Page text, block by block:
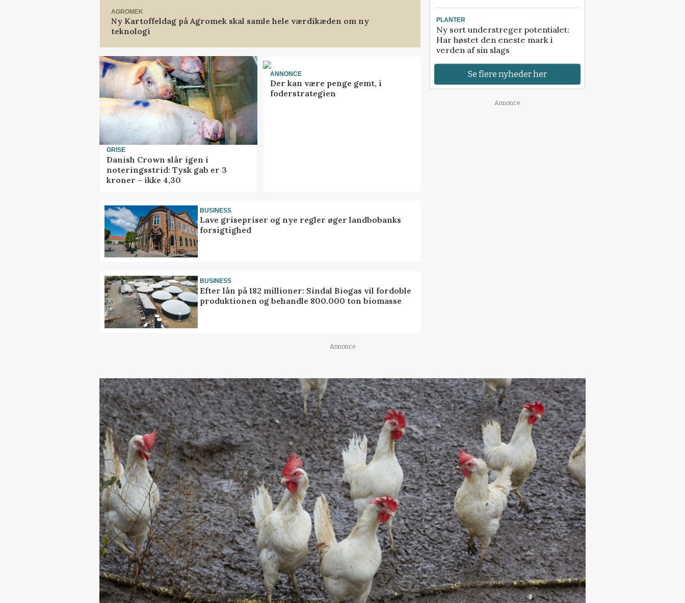
AGROMEK
Ny Kartoffeldag på Agromek skal samle hele værdikæden om ny
teknologi
GRISE
Danish Crown slår igen i
noteringsstrid: Tysk gab er 3
kroner – ikke 4,30
ANNONCE
Der kan være penge gemt, i
foderstrategien
BUSINESS
Lave grisepriser og nye regler øger landbobanks
forsigtighed
BUSINESS
Efter lån på 182 millioner: Sindal Biogas vil fordoble
produktionen og behandle 800.000 ton biomasse
PLANTER
Ny sort understreger potentialet:
Har høstet den eneste mark i
verden af sin slags
Se flere nyheder her
Annonce
Annonce